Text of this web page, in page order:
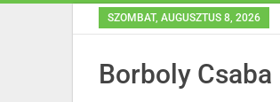
SZOMBAT, AUGUSZTUS 8, 2026
Borboly Csaba